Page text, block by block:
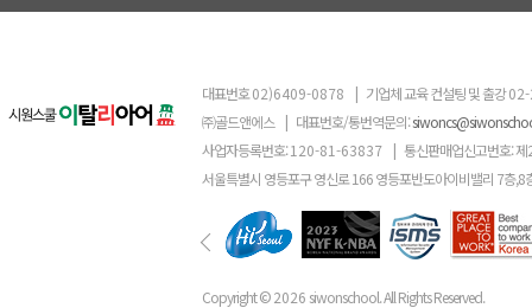
대표번호02)6409-0878 | 기업체 교육 컨설팅 및 출강
㈜골드앤에스 | 대표번호/통번역문의:
사업자등록번호:120-81-63837 | 통신판매업신고번호: 제
서울특별시 영등포구 영신로 166 영등포반도아이비밸리 7층,8
Copyright ©2026 siwonschool. All Rights Reserved.